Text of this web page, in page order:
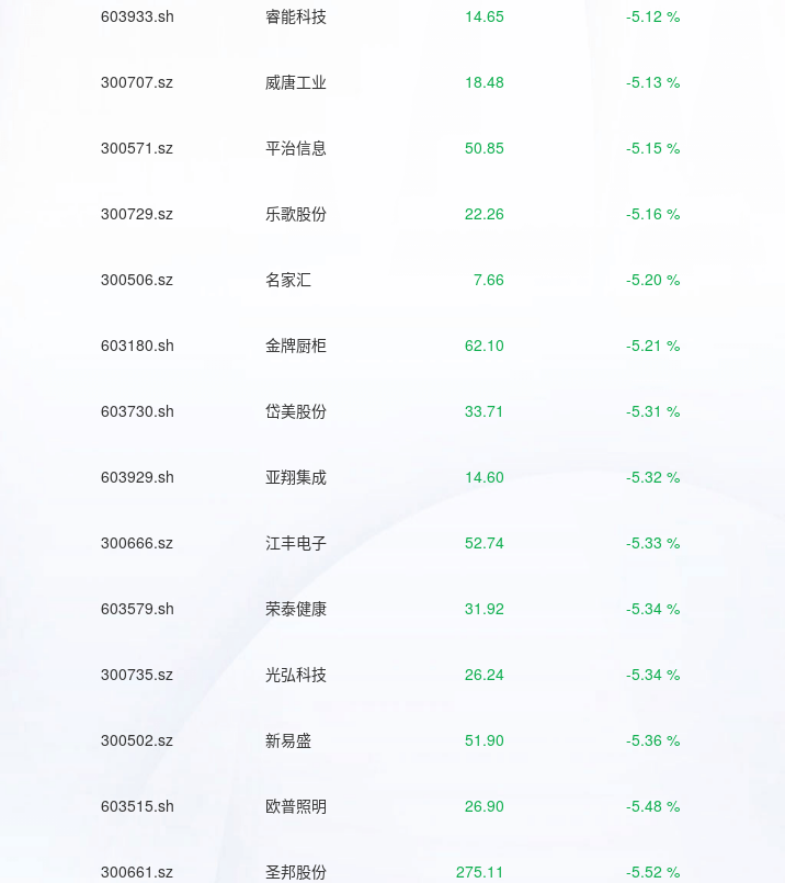
603933.sh 睿能科技 14.65 -5.12 %
300707.sz 威唐工业 18.48 -5.13 %
300571.sz 平治信息 50.85 -5.15 %
300729.sz 乐歌股份 22.26 -5.16 %
300506.sz 名家汇 7.66 -5.20 %
603180.sh 金牌厨柜 62.10 -5.21 %
603730.sh 岱美股份 33.71 -5.31 %
603929.sh 亚翔集成 14.60 -5.32 %
300666.sz 江丰电子 52.74 -5.33 %
603579.sh 荣泰健康 31.92 -5.34 %
300735.sz 光弘科技 26.24 -5.34 %
300502.sz 新易盛 51.90 -5.36 %
603515.sh 欧普照明 26.90 -5.48 %
300661.sz 圣邦股份 275.11 -5.52 %